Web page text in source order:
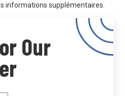
informations supplémentaires.
Our